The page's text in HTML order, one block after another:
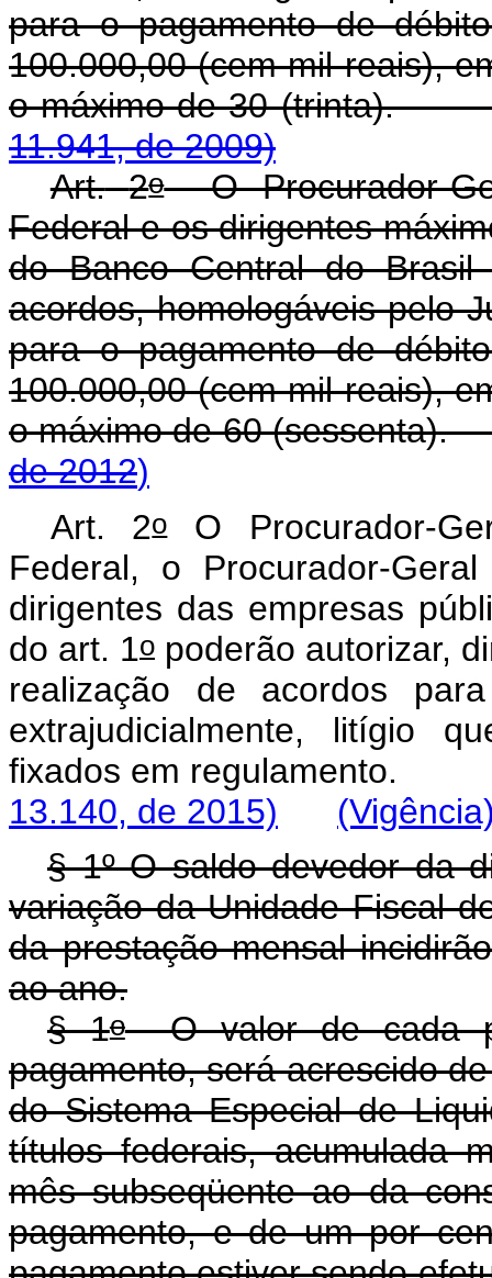
para o pagamento de
100.000,00 (cem mil reais),
o máximo de 30
11.941, de 2009)
Art. 2oO Procurador-
Federal e os dirigentes
do Banco Central do
acordos, homologáveis pelo
para o pagamento de
100.000,00 (cem mil reais),
o máximo de 60
de 2012)
Art. 2oO Procurador-
Federal, o Procurador-
dirigentes das empresas
do art. 1o poderão autorizar,
realização de acordos
extrajudicialmente, litígio
fixados em regulamento.
13.140, de 2015)
§ 1º O saldo devedor da
variação da Unidade Fiscal
da prestação mensal
ao ano.
§ 1oO valor de cada
pagamento, será acrescido
do Sistema Especial de
títulos federais, acumulada
mês subseqüente ao da
pagamento, e de um por